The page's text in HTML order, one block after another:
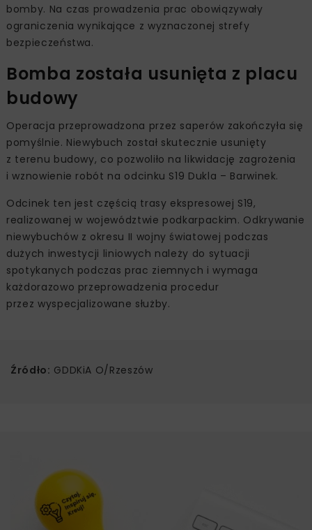
bomby. Na czas prowadzenia prac obowiązywały
ograniczenia wynikające z wyznaczonej strefy
bezpieczeństwa.
Bomba została usunięta z placu
budowy
Operacja przeprowadzona przez saperów zakończyła się
pomyślnie. Niewybuch został skutecznie usunięty
z terenu budowy, co pozwoliło na likwidację zagrożenia
i wznowienie robót na odcinku S19 Dukla – Barwinek.
Odcinek ten jest częścią trasy ekspresowej S19,
realizowanej w województwie podkarpackim. Odkrywanie
niewybuchów z okresu II wojny światowej podczas
dużych inwestycji liniowych należy do sytuacji
spotykanych podczas prac ziemnych i wymaga
każdorazowo przeprowadzenia procedur
przez wyspecjalizowane służby.
Źródło: GDDKiA O/Rzeszów